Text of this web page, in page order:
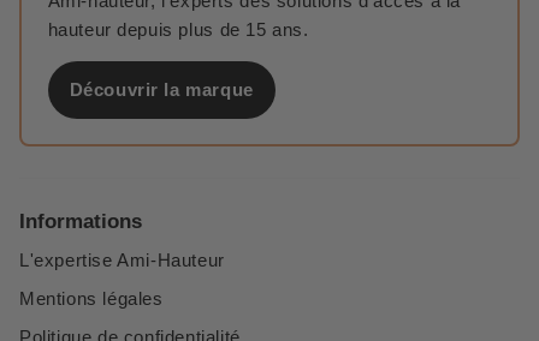
hauteur depuis plus de 15 ans.
Découvrir la marque
Informations
L'expertise Ami-Hauteur
Mentions légales